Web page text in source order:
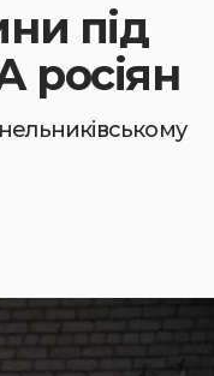
під
росіян